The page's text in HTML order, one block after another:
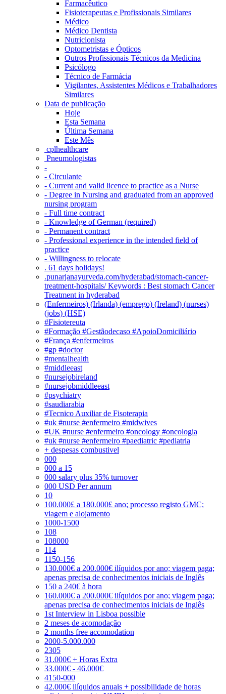
Farmacêutico
Fisioterapeutas e Profissionais Similares
Médico
Médico Dentista
Nutricionista
Optometristas e Ópticos
Outros Profissionais Técnicos da Medicina
Psicólogo
Técnico de Farmácia
Vigilantes, Assistentes Médicos e Trabalhadores
Similares
Data de publicação
Hoje
Esta Semana
Última Semana
Este Mês
‎ cplhealthcare‬
Pneumologistas
-
- Circulante
- Current and valid licence to practice as a Nurse
- Degree in Nursing and graduated from an approved
nursing program
- Full time contract
- Knowledge of German (required)
- Permanent contract
- Professional experience in the intended field of
practice
- Willingness to relocate
. 61 days holidays!
.punarjanayurveda.com/hyderabad/stomach-cancer-
treatment-hospitals/ Keywords : Best stomach Cancer
Treatment in hyderabad
(Enfermeiros) (Irlanda) (emprego) (Ireland) (nurses)
(jobs) (HSE)
#Fisiotereuta
#Formação #Gestãodecaso #ApoioDomiciliário
#França #enfermeiros
#gp #doctor
#mentalhealth
#middleeast
#nursejobireland
#nursejobmiddleeast
#psychiatry
#saudiarabia
#Tecnico Auxiliar de Fisoterapia
#uk #nurse #enfermeiro #midwives
#UK #nurse #enfermeiro #oncology #oncologia
#uk #nurse #enfermeiro #paediatric #pediatria
+ despesas combustivel
000
000 a 15
000 salary plus 35% turnover
000 USD Per annum
10
100.000£ a 180.000£ ano; processo registo GMC;
viagem e alojamento
1000-1500
108
108000
114
1150-156
130.000€ a 200.000€ ilíquidos por ano; viagem paga;
apenas precisa de conhecimentos iniciais de Inglês
150 a 240€ à hora
160.000€ a 200.000€ ilíquidos por ano; viagem paga;
apenas precisa de conhecimentos iniciais de Inglês
1st Interview in Lisboa possible
2 meses de acomodação
2 months free accomodation
2000-5.000.000
2305
31.000€ + Horas Extra
33.000€ - 46.000€
4150-000
42.000€ ilíquidos anuais + possibilidade de horas